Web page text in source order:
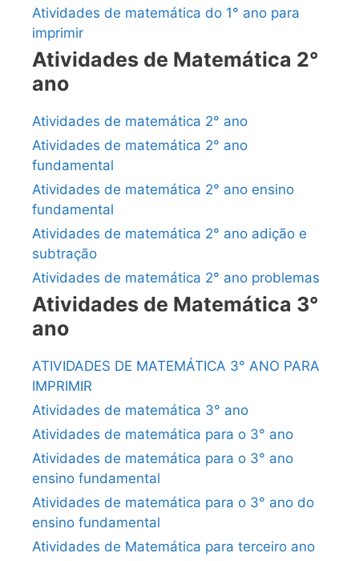
Atividades de matemática do 1° ano para
imprimir
Atividades de Matemática 2°
ano
Atividades de matemática 2° ano
Atividades de matemática 2° ano
fundamental
Atividades de matemática 2° ano ensino
fundamental
Atividades de matemática 2° ano adição e
subtração
Atividades de matemática 2° ano problemas
Atividades de Matemática 3°
ano
ATIVIDADES DE MATEMÁTICA 3° ANO PARA
IMPRIMIR
Atividades de matemática 3° ano
Atividades de matemática para o 3° ano
Atividades de matemática para o 3° ano
ensino fundamental
Atividades de matemática para o 3° ano do
ensino fundamental
Atividades de Matemática para terceiro ano